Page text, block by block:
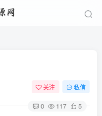
关注 私信
0 117 5